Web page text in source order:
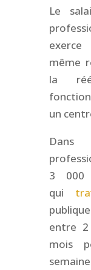
Le
exerce
même
la
un
3 000
qui
entre
mois